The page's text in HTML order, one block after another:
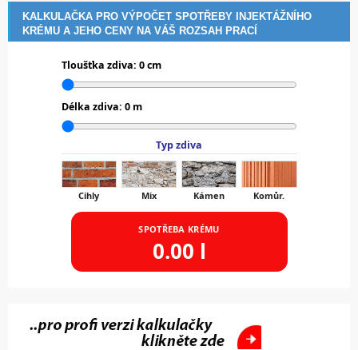
KALKULAČKA PRO VÝPOČET SPOTŘEBY INJEKTÁŽNÍHO
KRÉMU A JEHO CENY NA VÁŠ ROZSAH PRACÍ
Tloušťka zdiva: 0cm
Délka zdiva: 0m
Typ zdiva
Cihly Mix Kámen Komůr.
SPOTŘEBA KRÉMU
0.00 l